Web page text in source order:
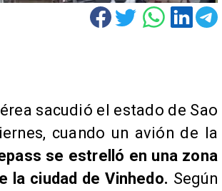
sacudió el estado de Sao
cuando un avión de la
se estrelló en una zona
la ciudad de Vinhedo. Según